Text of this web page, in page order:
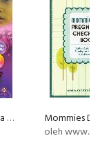
Agar Cahaya Mata Makin Bersinar
oleh